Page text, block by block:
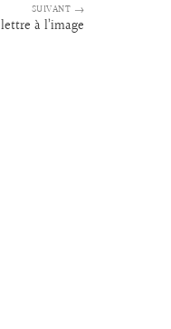
SUIVANT →
à l’image